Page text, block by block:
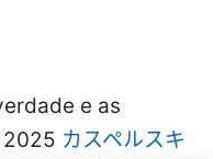
e as
カスペルスキ